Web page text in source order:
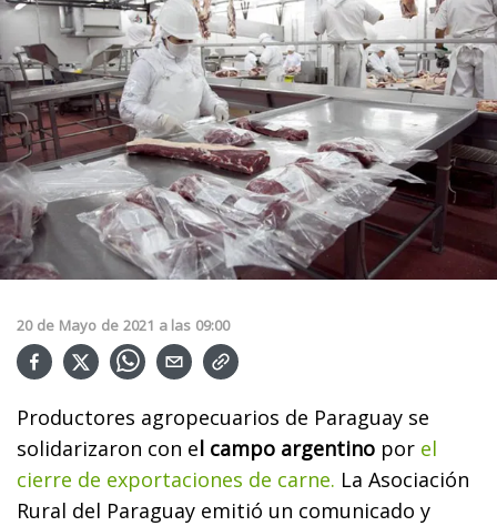
20 de Mayo de 2021 a las 09:00
Productores agropecuarios de Paraguay se
solidarizaron con el campo argentino por el
cierre de exportaciones de carne. La Asociación
Rural del Paraguay emitió un comunicado y